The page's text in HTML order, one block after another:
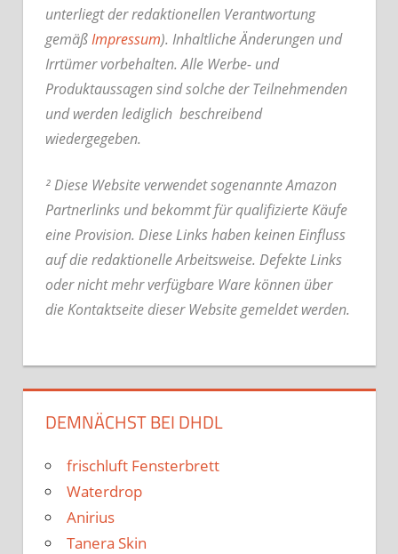
unterliegt der redaktionellen Verantwortung
gemäßImpressum). Inhaltliche Änderungen und
Irrtümer vorbehalten. Alle Werbe- und
Produktaussagen sind solche der Teilnehmenden
und werden lediglich beschreibend
wiedergegeben.
² Diese Website verwendet sogenannte Amazon
Partnerlinks und bekommt für qualifizierte Käufe
eine Provision. Diese Links haben keinen Einfluss
auf die redaktionelle Arbeitsweise. Defekte Links
oder nicht mehr verfügbare Ware können über
die Kontaktseite dieser Website gemeldet werden.
DEMNÄCHST BEI DHDL
frischluft Fensterbrett
Waterdrop
Anirius
Tanera Skin